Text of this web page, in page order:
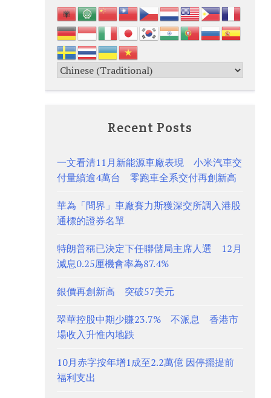
Recent Posts
一文看清11月新能源車廠表現 小米汽車交
付量續逾4萬台 零跑車全系交付再創新高
華為「問界」車廠賽力斯獲深交所調入港股
通標的證券名單
特朗普稱已決定下任聯儲局主席人選 12月
減息0.25厘機會率為87.4%
銀價再創新高 突破57美元
翠華控股中期少賺23.7% 不派息 香港市
場收入升惟內地跌
10月赤字按年增1成至2.2萬億 因停擺提前
福利支出